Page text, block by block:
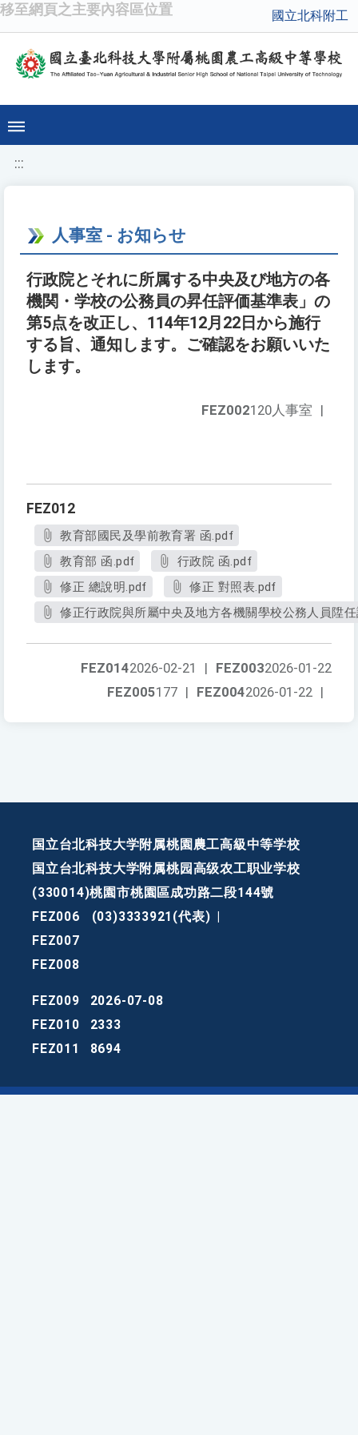
移至網頁之主要內容區位置 國立北科附工
:::
人事室 - お知らせ
行政院とそれに所属する中央及び地方の各
機関・学校の公務員の昇任評価基準表」の
第5点を改正し、114年12月22日から施行
する旨、通知します。ご確認をお願いいた
します。
FEZ002120人事室 |
FEZ012
教育部國民及學前教育署 函.pdf
教育部 函.pdf
行政院 函.pdf
修正 總說明.pdf
修正 對照表.pdf
修正行政院與所屬中央及地方各機關學校公務人員陞
FEZ0032026-01-22
FEZ0142026-02-21
|
FEZ0042026-01-22 |
FEZ005177 |
国立台北科技大学附属桃園農工高級中等学校
国立台北科技大学附属桃园高级农工职业学校
(330014)桃園市桃園區成功路二段144號
FEZ006
(03)3333921(代表)
FEZ007
FEZ008
FEZ009
2026-07-08
FEZ010
2333
FEZ011
8694